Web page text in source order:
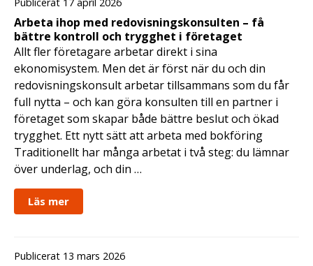
Publicerat 17 april 2026
Arbeta ihop med redovisningskonsulten – få
bättre kontroll och trygghet i företaget
Allt fler företagare arbetar direkt i sina
ekonomisystem. Men det är först när du och din
redovisningskonsult arbetar tillsammans som du får
full nytta – och kan göra konsulten till en partner i
företaget som skapar både bättre beslut och ökad
trygghet. Ett nytt sätt att arbeta med bokföring
Traditionellt har många arbetat i två steg: du lämnar
över underlag, och din …
Läs mer
Publicerat 13 mars 2026